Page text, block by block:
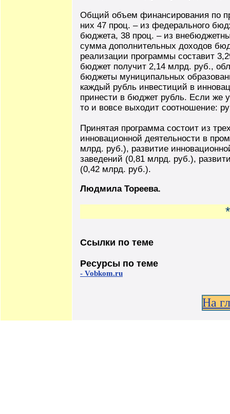
Общий объем финансирования по
них 47 проц. – из федерального
бюджета, 38 проц. – из
сумма дополнительных доходов
реализации программы составит
бюджет получит 2,14 млрд. руб.,
бюджеты муниципальных
каждый рубль инвестиций в
принести в бюджет рубль. Если же
то и вовсе выходит соотношение:
Принятая программа состоит из
инновационной деятельности в
млрд. руб.), развитие
заведений (0,81 млрд. руб.),
(0,42 млрд. руб.).
Людмила Тореева.
Ссылки по теме
Ресурсы по теме
- Vobkom.ru
На